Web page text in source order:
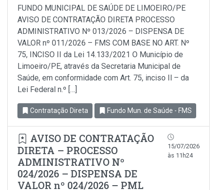
FUNDO MUNICIPAL DE SAÚDE DE LIMOEIRO/PE
AVISO DE CONTRATAÇÃO DIRETA PROCESSO
ADMINISTRATIVO Nº 013/2026 – DISPENSA DE
VALOR nº 011/2026 – FMS COM BASE NO ART. Nº
75, INCISO II da Lei 14.133/2021 O Município de
Limoeiro/PE, através da Secretaria Municipal de
Saúde, em conformidade com Art. 75, inciso Il – da
Lei Federal n.º […]
Contratação Direta Fundo Mun. de Saúde - FMS
AVISO DE CONTRATAÇÃO
DIRETA – PROCESSO
ADMINISTRATIVO Nº
024/2026 – DISPENSA DE
VALOR nº 024/2026 – PML
15/07/2026
às 11h24